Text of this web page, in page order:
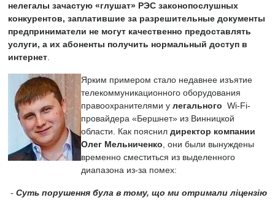
нелегалы зачастую «глушат» РЭС законопослушных
конкурентов, заплатившие за разрешительные документы
предприниматели не могут качественно предоставлять
услуги, а их абоненты получить нормальный доступ в
интернет
Ярким примером стало недавнее изъятие
телекоммуникационного оборудования
правоохранителями у легального Wi-Fi-
провайдера «Бершнет» из Винницкой
области. Как пояснил директор компании
Олег Мельниченко , они были вынуждены
временно сместиться из выделенного
диапазона из-за помех:
- Суть порушення була в тому, що ми отримали ліцензію